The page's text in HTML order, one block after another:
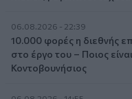
06.08.2026 - 22:39
10.000 φορές η διεθνής
στο έργο του – Ποιος
Κοντοβουνήσιος